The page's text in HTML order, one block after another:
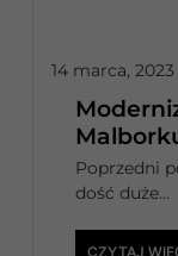
Poprzedni
dość duże...
CZYTAJ
14 marca, 2023